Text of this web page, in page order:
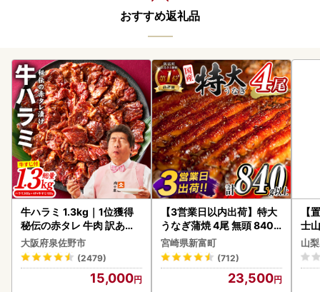
おすすめ返礼品
牛ハラミ 1.3kg｜1位獲得
秘伝の赤タレ 牛肉 訳あり
焼肉 BBQ
大阪府泉佐野市
(2479)
15,000
【3営業日以内出荷】特大
うなぎ蒲焼 4尾 無頭 840g
以上 C388-840-3D
宮崎県新富町
(712)
23,500
【
士
山